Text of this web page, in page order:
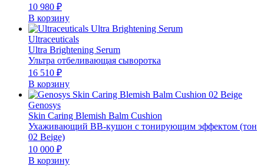
10 980 ₽
В корзину
Ultraceuticals
Ultra Brightening Serum
Ультра отбеливающая сыворотка
16 510 ₽
В корзину
Genosys
Skin Caring Blemish Balm Cushion
Ухаживающий BB-кушон с тонирующим эффектом (тон
02 Beige)
10 000 ₽
В корзину